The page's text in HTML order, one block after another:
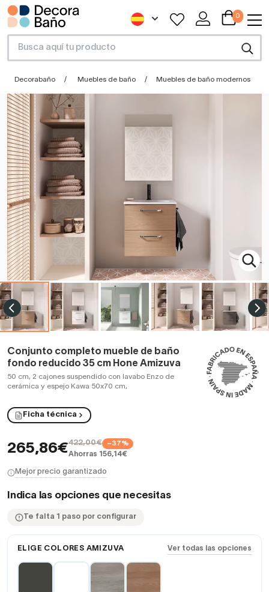
0
Decorabaño Muebles de baño Muebles de baño modernos
Conjunto completo mueble de baño
fondo reducido 35 cm Hone Amizuva
50 cm, 2 cajones suspendido con lavabo Enzo de
cerámica y espejo Kawa 50x70 cm,
Ficha técnica
265,86€422,00€ −37%
Ahorras 156,14€
Mejor precio garantizado
Indica las opciones que necesitas
Te falta 1 paso por configurar
ELIGE COLORES AMIZUVA Ver todas las opciones